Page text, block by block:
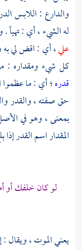
والدارع : اللابس
له الشيء ، أي :
علي، أي : اقض لي
كل شيء ومقداره :
قدره؛ أي : ما عظموا
حق صفته ، والقدر
بمعنى ، وهو في
المقدار اسم القدر
لو كان خلفك أو
يعني الموت ، ويقال :